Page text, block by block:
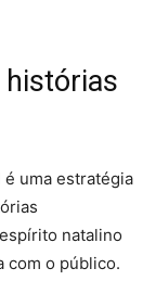
uma estratégia
natalino
com o público.